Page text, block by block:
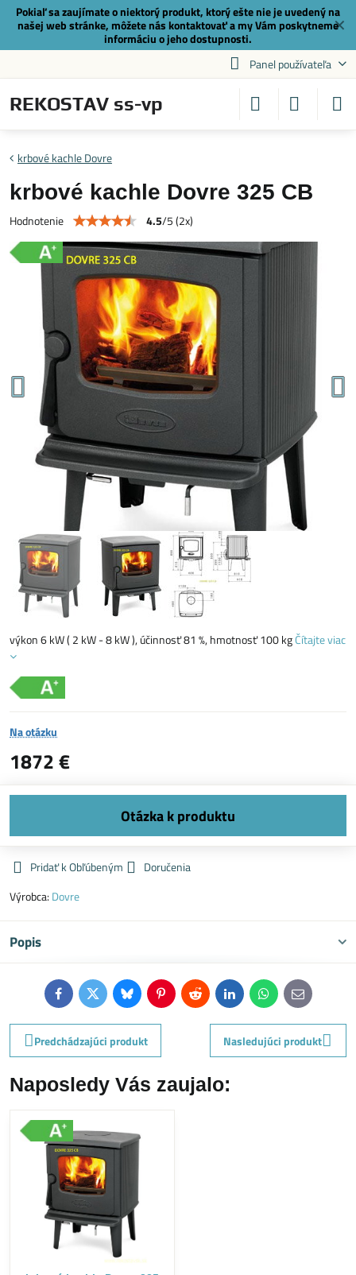
✕
Pokiaľ sa zaujímate o niektorý produkt, ktorý ešte nie je uvedený na
našej web stránke, môžete nás kontaktovaťa my Vám poskytneme
informáciu o jeho dostupnosti.
Panel používateľa
REKOSTAV ss-vp
krbové kachle Dovre
krbové kachle Dovre 325 CB
Hodnotenie 4.5/5(2x)
výkon 6 kW ( 2 kW - 8 kW ), účinnosť 81 %, hmotnosť 100 kgČítajte viac
Na otázku
1872 €
Pridať k Obľúbeným
Doručenia
Výrobca: Dovre
Popis
FacebookTwitterBlueskyPinterestReddit LinkedInWhatsApp
E-
mail
Predchádzajúci produkt
Nasledujúci produkt
Naposledy Vás zaujalo: